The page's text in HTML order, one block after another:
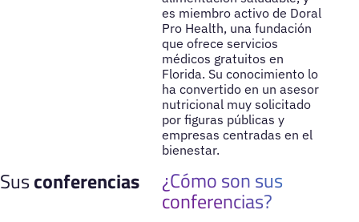
es miembro activo de Doral
Pro Health, una fundación
que ofrece servicios
médicos gratuitos en
Florida. Su conocimiento lo
ha convertido en un asesor
nutricional muy solicitado
por figuras públicas y
empresas centradas en el
bienestar.
Susconferencias ¿Cómo son sus
conferencias?